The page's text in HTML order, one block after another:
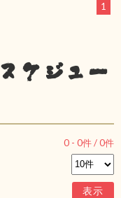
1
ケジュー
0 - 0件 /0件